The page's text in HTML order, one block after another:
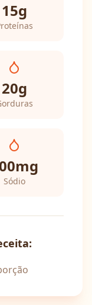
15g
20g
mg
Sódio